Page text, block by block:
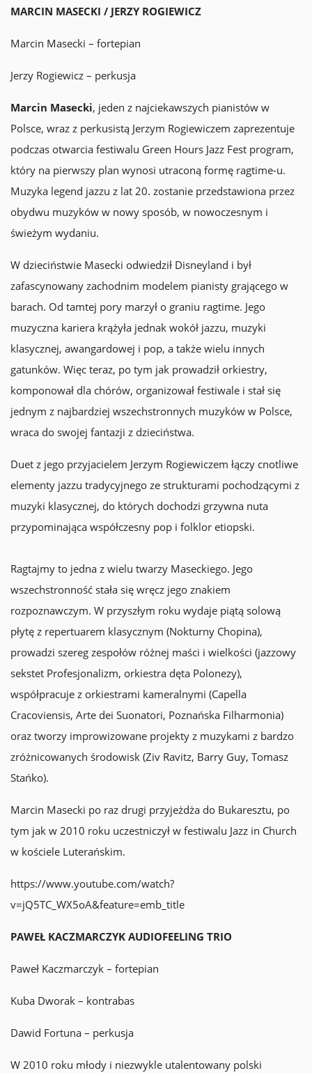
MARCIN MASECKI / JERZY ROGIEWICZ
Marcin Masecki – fortepian
Jerzy Rogiewicz – perkusja
Marcin Masecki, jeden z najciekawszych pianistów w
Polsce, wraz z perkusistą Jerzym Rogiewiczem zaprezentuje
podczas otwarcia festiwalu Green Hours Jazz Fest program,
który na pierwszy plan wynosi utraconą formę ragtime-u.
Muzyka legend jazzu z lat 20. zostanie przedstawiona przez
obydwu muzyków w nowy sposób, w nowoczesnym i
świeżym wydaniu.
W dzieciństwie Masecki odwiedził Disneyland i był
zafascynowany zachodnim modelem pianisty grającego w
barach. Od tamtej pory marzył o graniu ragtime. Jego
muzyczna kariera krążyła jednak wokół jazzu, muzyki
klasycznej, awangardowej i pop, a także wielu innych
gatunków. Więc teraz, po tym jak prowadził orkiestry,
komponował dla chórów, organizował festiwale i stał się
jednym z najbardziej wszechstronnych muzyków w Polsce,
wraca do swojej fantazji z dzieciństwa.
Duet z jego przyjacielem Jerzym Rogiewiczem łączy cnotliwe
elementy jazzu tradycyjnego ze strukturami pochodzącymi z
muzyki klasycznej, do których dochodzi grzywna nuta
przypominająca współczesny pop i folklor etiopski.
Ragtajmy to jedna z wielu twarzy Maseckiego. Jego
wszechstronność stała się wręcz jego znakiem
rozpoznawczym. W przyszłym roku wydaje piątą solową
płytę z repertuarem klasycznym (Nokturny Chopina),
prowadzi szereg zespołów różnej maści i wielkości (jazzowy
sekstet Profesjonalizm, orkiestra dęta Polonezy),
współpracuje z orkiestrami kameralnymi (Capella
Cracoviensis, Arte dei Suonatori, Poznańska Filharmonia)
oraz tworzy improwizowane projekty z muzykami z bardzo
zróżnicowanych środowisk (Ziv Ravitz, Barry Guy, Tomasz
Stańko).
Marcin Masecki po raz drugi przyjeżdża do Bukaresztu, po
tym jak w 2010 roku uczestniczył w festiwalu Jazz in Church
w kościele Luterańskim.
https://www.youtube.com/watch?
v=jQ5TC_WX5oA&feature=emb_title
PAWEŁ KACZMARCZYK AUDIOFEELING TRIO
Paweł Kaczmarczyk – fortepian
Kuba Dworak – kontrabas
Dawid Fortuna – perkusja
W 2010 roku młody i niezwykle utalentowany polski